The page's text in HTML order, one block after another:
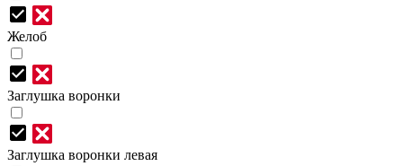
Желоб
Заглушка воронки
Заглушка воронки левая